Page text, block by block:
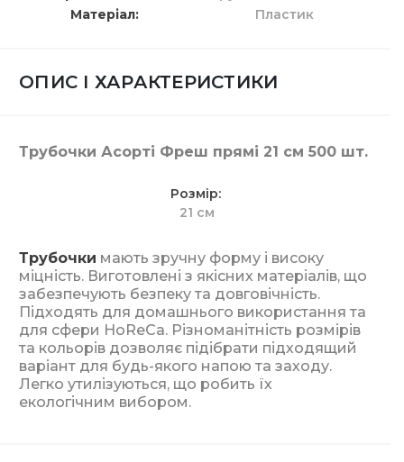
Матеріал
Пластик
ОПИС І ХАРАКТЕРИСТИКИ
Трубочки Асорті Фреш прямі 21 см 500 шт.
Розмір
21 см
Трубочки мають зручну форму і високу
міцність. Виготовлені з якісних матеріалів, що
забезпечують безпеку та довговічність.
Підходять для домашнього використання та
для сфери HoReCa. Різноманітність розмірів
та кольорів дозволяє підібрати підходящий
варіант для будь-якого напою та заходу.
Легко утилізуються, що робить їх
екологічним вибором.